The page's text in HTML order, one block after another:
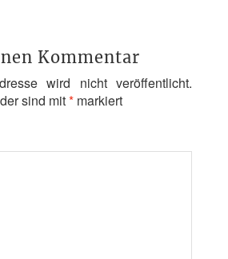
Kommentar
wird nicht veröffentlicht.
sind mit* markiert